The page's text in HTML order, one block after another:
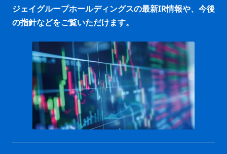
ジェイグループホールディングスの最新IR情報や、今後
の指針などをご覧いただけます。